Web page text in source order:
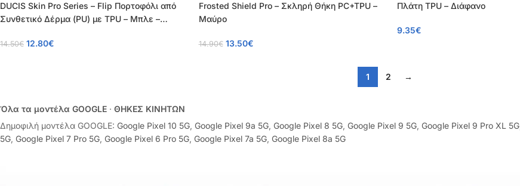
DUCIS Skin Pro Series – Flip Πορτοφόλι από
Συνθετικό Δέρμα (PU) με TPU – Μπλε –
14.50€ 12.80€
Frosted Shield Pro – Σκληρή Θήκη PC+TPU –
Μαύρο
14.90€ 13.50€
Πλάτη TPU – Διάφανο
9.35€
1 2 →
Όλα τα μοντέλα GOOGLE · ΘΗΚΕΣ ΚΙΝΗΤΩΝ
Δημοφιλή μοντέλα GOOGLE: Google Pixel 10 5G, Google Pixel 9a 5G, Google Pixel 8 5G, Google Pixel 9 5G, Google Pixel 9 Pro XL 5G
5G, Google Pixel 7 Pro 5G, Google Pixel 6 Pro 5G, Google Pixel 7a 5G, Google Pixel 8a 5G